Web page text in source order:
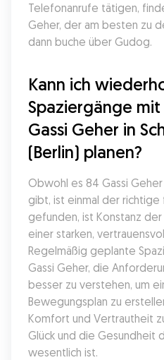
Telefonanrufe tätigen,
Geher, der am besten zu
dann buche über Gudog.
Kann ich
Spaziergänge
Gassi Geher in
(Berlin) planen?
Obwohl es 84 Gassi
gibt, ist einmal der richtige
gefunden, ist Konstanz der
einer starken,
Regelmäßig geplante
Gassi Geher, die
besser zu verstehen, um
Bewegungsplan zu
Komfort und Vertrautheit
Glück und die Gesundheit
wesentlich ist.